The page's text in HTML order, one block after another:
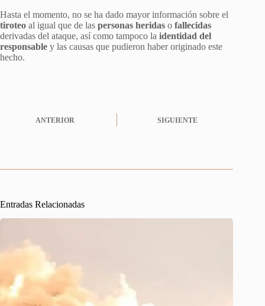
Hasta el momento, no se ha dado mayor información sobre el
tiroteo al igual que de las personas heridas o fallecidas
derivadas del ataque, así como tampoco la identidad del
responsable y las causas que pudieron haber originado este
hecho.
ANTERIOR SIGUIENTE
Entradas Relacionadas